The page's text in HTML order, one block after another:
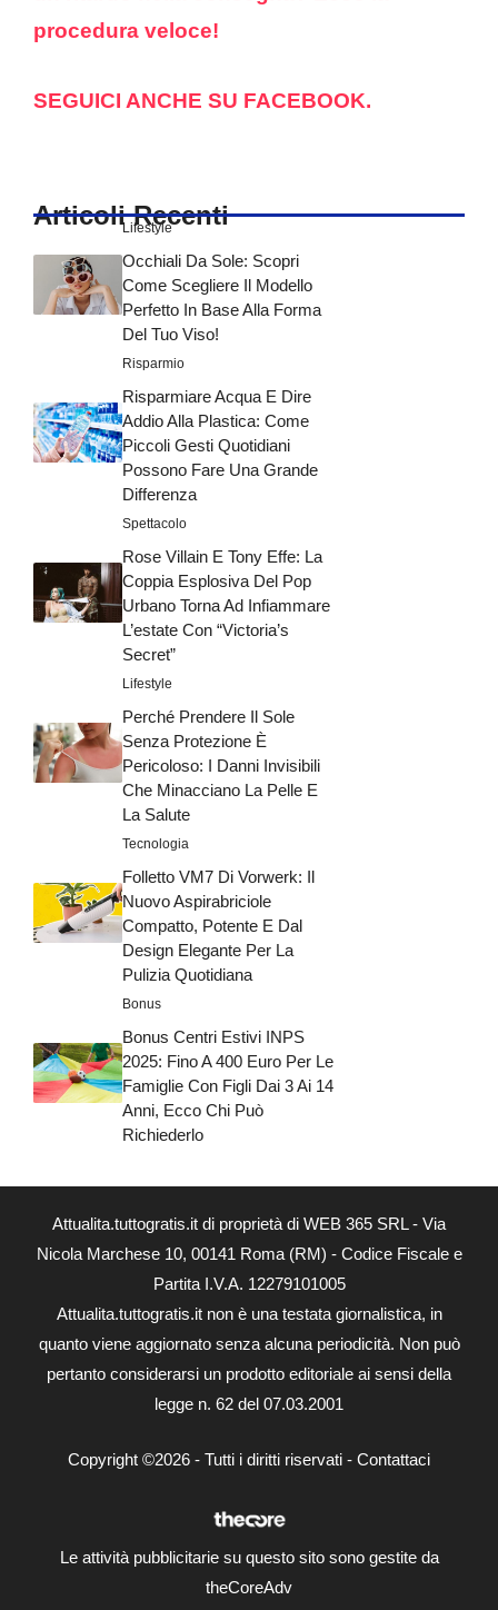
procedura veloce!
SEGUICI ANCHE SU FACEBOOK.
Articoli Recenti
Lifestyle
Occhiali Da Sole: Scopri
Come Scegliere Il Modello
Perfetto In Base Alla Forma
Del Tuo Viso!
Risparmio
Risparmiare Acqua E Dire
Addio Alla Plastica: Come
Piccoli Gesti Quotidiani
Possono Fare Una Grande
Differenza
Spettacolo
Rose Villain E Tony Effe: La
Coppia Esplosiva Del Pop
Urbano Torna Ad Infiammare
L’estate Con “Victoria’s
Secret”
Lifestyle
Perché Prendere Il Sole
Senza Protezione È
Pericoloso: I Danni Invisibili
Che Minacciano La Pelle E
La Salute
Tecnologia
Folletto VM7 Di Vorwerk: Il
Nuovo Aspirabriciole
Compatto, Potente E Dal
Design Elegante Per La
Pulizia Quotidiana
Bonus
Bonus Centri Estivi INPS
2025: Fino A 400 Euro Per Le
Famiglie Con Figli Dai 3 Ai 14
Anni, Ecco Chi Può
Richiederlo
Attualita.tuttogratis.it di proprietà di WEB 365 SRL - Via
Nicola Marchese 10, 00141 Roma (RM) - Codice Fiscale e
Partita I.V.A. 12279101005
Attualita.tuttogratis.it non è una testata giornalistica, in
quanto viene aggiornato senza alcuna periodicità. Non può
pertanto considerarsi un prodotto editoriale ai sensi della
legge n. 62 del 07.03.2001
Copyright ©2026 - Tutti i diritti riservati - Contattaci
Le attività pubblicitarie su questo sito sono gestite da
theCoreAdv